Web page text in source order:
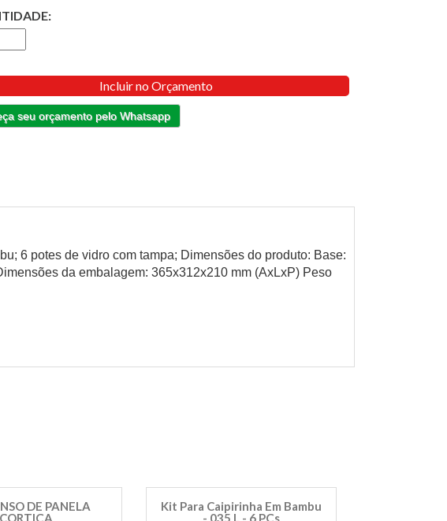
Incluir no Orçamento
seu orçamento pelo Whatsapp
6 potes de vidro com tampa; Dimensões do produto: Base:
da embalagem: 365x312x210 mm (AxLxP) Peso
DE PANELA
CORTIÇA
Kit Para Caipirinha Em Bambu
- 035 L - 6 PÇs